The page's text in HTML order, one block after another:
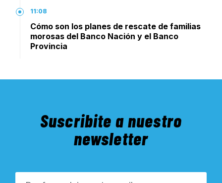
11:08
Cómo son los planes de rescate de familias
morosas del Banco Nación y el Banco
Provincia
Suscribite a nuestro
newsletter